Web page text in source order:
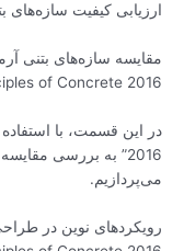
ارزیابی کیفیت سازه‌های
of Concrete 2016”
2016” به بررسی
می‌پردازیم.